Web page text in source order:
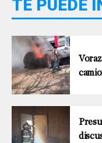
TE PUEDE